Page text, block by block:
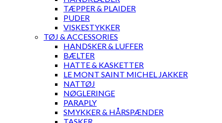
TÆPPER & PLAIDER
PUDER
VISKESTYKKER
TØJ & ACCESSORIES
HANDSKER & LUFFER
BÆLTER
HATTE & KASKETTER
LE MONT SAINT MICHEL JAKKER
NATTØJ
NØGLERINGE
PARAPLY
SMYKKER & HÅRSPÆNDER